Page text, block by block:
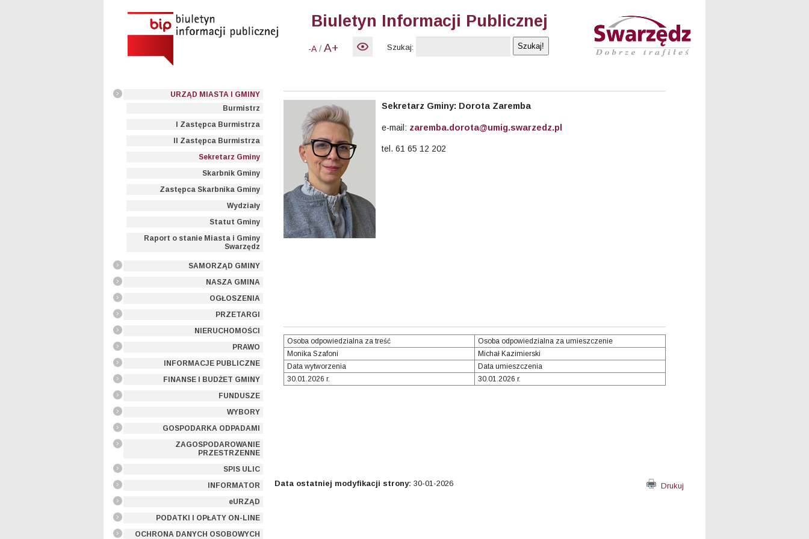
Biuletyn Informacji Publicznej
-A / A+ Szukaj:
URZĄD MIASTA I GMINY
Burmistrz
I Zastępca Burmistrza
II Zastępca Burmistrza
Sekretarz Gminy
Skarbnik Gminy
Zastępca Skarbnika Gminy
Wydziały
Statut Gminy
Raport o stanie Miasta i Gminy
Swarzędz
SAMORZĄD GMINY
NASZA GMINA
OGŁOSZENIA
PRZETARGI
NIERUCHOMOŚCI
PRAWO
INFORMACJE PUBLICZNE
FINANSE I BUDŻET GMINY
FUNDUSZE
WYBORY
GOSPODARKA ODPADAMI
ZAGOSPODAROWANIE
PRZESTRZENNE
SPIS ULIC
INFORMATOR
eURZĄD
PODATKI I OPŁATY ON-LINE
OCHRONA DANYCH OSOBOWYCH
Sekretarz Gminy: Dorota Zaremba
e-mail: zaremba.dorota@umig.swarzedz.pl
tel. 61 65 12 202
Osoba odpowiedzialna za treść
Osoba odpowiedzialna za umieszczenie
Monika Szafoni
Michał Kazimierski
Data wytworzenia
Data umieszczenia
30.01.2026 r.
30.01.2026 r.
Data ostatniej modyfikacji strony: 30-01-2026 Drukuj